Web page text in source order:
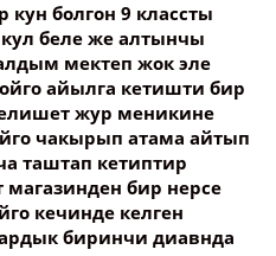
кун болгон 9 классты
беле же алтынчы
мектеп жок эле
айылга кетишти бир
жур меникине
чакырып атама айтып
таштап кетиптир
бир нерсе
кечинде келген
биринчи диавнда